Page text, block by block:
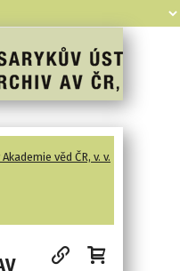
věd ČR, v. v.